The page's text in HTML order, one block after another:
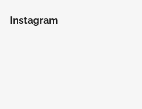
Instagram